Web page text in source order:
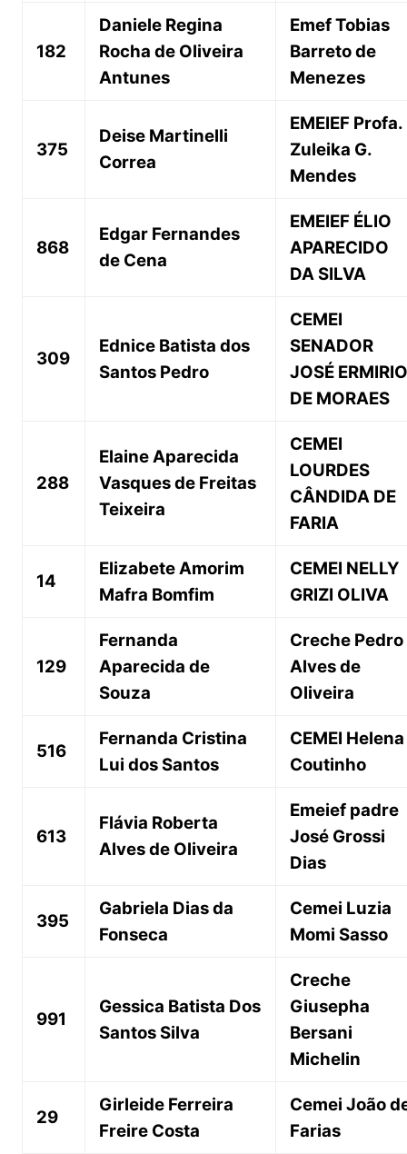
182
Daniele Regina
Rocha de Oliveira
Antunes
Emef Tobias
Barreto de
Menezes
375
Deise Martinelli
Correa
EMEIEF Profa.
Zuleika G.
Mendes
868
Edgar Fernandes
de Cena
EMEIEF ÉLIO
APARECIDO
DA SILVA
309
Ednice Batista dos
Santos Pedro
CEMEI
SENADOR
JOSÉ ERMIRIO
DE MORAES
288
Elaine Aparecida
Vasques de Freitas
Teixeira
CEMEI
LOURDES
CÂNDIDA DE
FARIA
14
Elizabete Amorim
Mafra Bomfim
CEMEI NELLY
GRIZI OLIVA
129
Fernanda
Aparecida de
Souza
Creche Pedro
Alves de
Oliveira
516
Fernanda Cristina
Lui dos Santos
CEMEI Helena
Coutinho
613
Flávia Roberta
Alves de Oliveira
Emeief padre
José Grossi
Dias
395
Gabriela Dias da
Fonseca
Cemei Luzia
Momi Sasso
991
Gessica Batista Dos
Santos Silva
Creche
Giusepha
Bersani
Michelin
29
Girleide Ferreira
Freire Costa
Cemei João
Farias